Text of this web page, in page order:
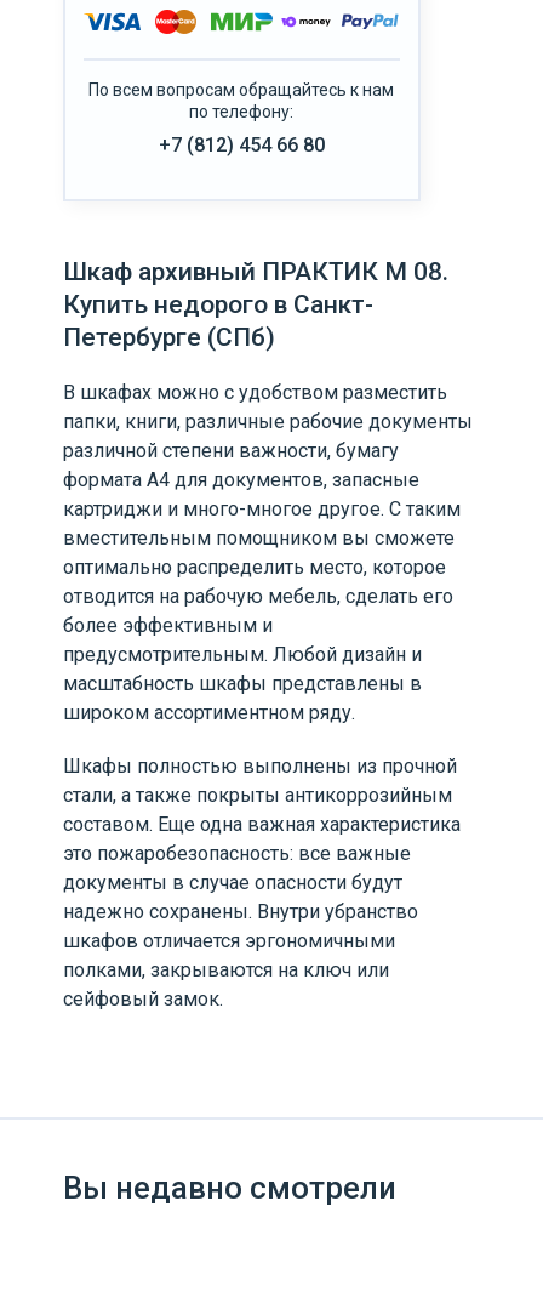
По всем вопросам обращайтесь к нам
по телефону:
+7 (812) 454 66 80
Шкаф архивный ПРАКТИК М 08.
Купить недорого в Санкт-
Петербурге (СПб)
В шкафах можно с удобством разместить
папки, книги, различные рабочие документы
различной степени важности, бумагу
формата А4 для документов, запасные
картриджи и много-многое другое. С таким
вместительным помощником вы сможете
оптимально распределить место, которое
отводится на рабочую мебель, сделать его
более эффективным и
предусмотрительным. Любой дизайн и
масштабность шкафы представлены в
широком ассортиментном ряду.
Шкафы полностью выполнены из прочной
стали, а также покрыты антикоррозийным
составом. Еще одна важная характеристика
это пожаробезопасность: все важные
документы в случае опасности будут
надежно сохранены. Внутри убранство
шкафов отличается эргономичными
полками, закрываются на ключ или
сейфовый замок.
Вы недавно смотрели